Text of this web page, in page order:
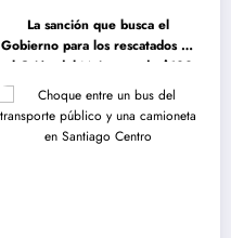
La sanción que busca el
Gobierno para los rescatados en
el Cajón del Maipo, es de $100
millones de pesos